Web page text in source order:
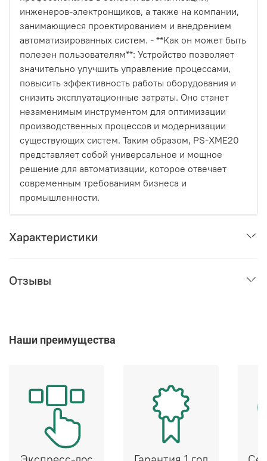
инженеров-электронщиков, а также на компании,
занимающиеся проектированием и внедрением
автоматизированных систем. - **Как он может быть
полезен пользователям**: Устройство позволяет
значительно улучшить управление процессами,
повысить эффективность работы оборудования и
снизить эксплуатационные затраты. Оно станет
незаменимым инструментом для оптимизации
производственных процессов и модернизации
существующих систем. Таким образом, PS-XME20
представляет собой универсальное и мощное
решение для автоматизации, которое отвечает
современным требованиям бизнеса и
промышленности.
Характеристики
Отзывы
Наши преимущества